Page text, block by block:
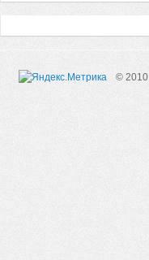
© 2010